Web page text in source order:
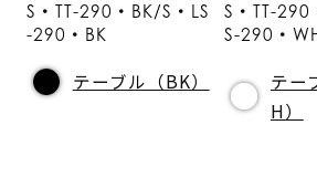
S・TT-290・BK/S・LS
-290・BK
テーブル（BK）
S・TT-
S-290・
テー
H）